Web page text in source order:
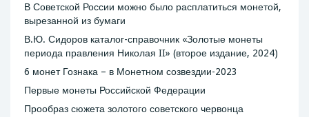
В Советской России можно было расплатиться монетой,
вырезанной из бумаги
В.Ю. Сидоров каталог-справочник «Золотые монеты
периода правления Николая II» (второе издание, 2024)
6 монет Гознака – в Монетном созвездии-2023
Первые монеты Российской Федерации
Прообраз сюжета золотого советского червонца